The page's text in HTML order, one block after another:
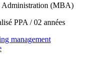
Administration (MBA)
PPA / 02 années
management